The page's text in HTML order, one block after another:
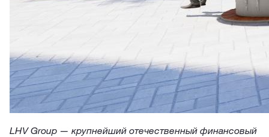
LHV Group — крупнейший отечественный финансовый